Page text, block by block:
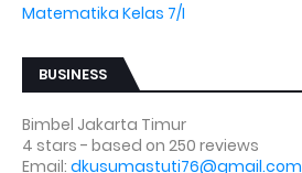
Matematika Kelas 7/I
BUSINESS
Bimbel Jakarta Timur
4 stars - based on 250 reviews
Email: dkusumastuti76@gmail.com